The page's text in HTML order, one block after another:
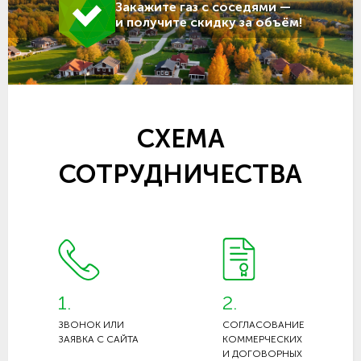
Закажите газ с соседями —
и получите скидку за объём!
СХЕМА
СОТРУДНИЧЕСТВА
1.
ЗВОНОК ИЛИ
ЗАЯВКА С САЙТА
2.
СОГЛАСОВАНИЕ
КОММЕРЧЕСКИХ
И ДОГОВОРНЫХ